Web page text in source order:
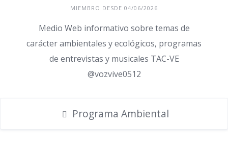
MIEMBRO DESDE 04/06/2026
Medio Web informativo sobre temas de
carácter ambientales y ecológicos, programas
de entrevistas y musicales TAC-VE
@vozvive0512
Programa Ambiental